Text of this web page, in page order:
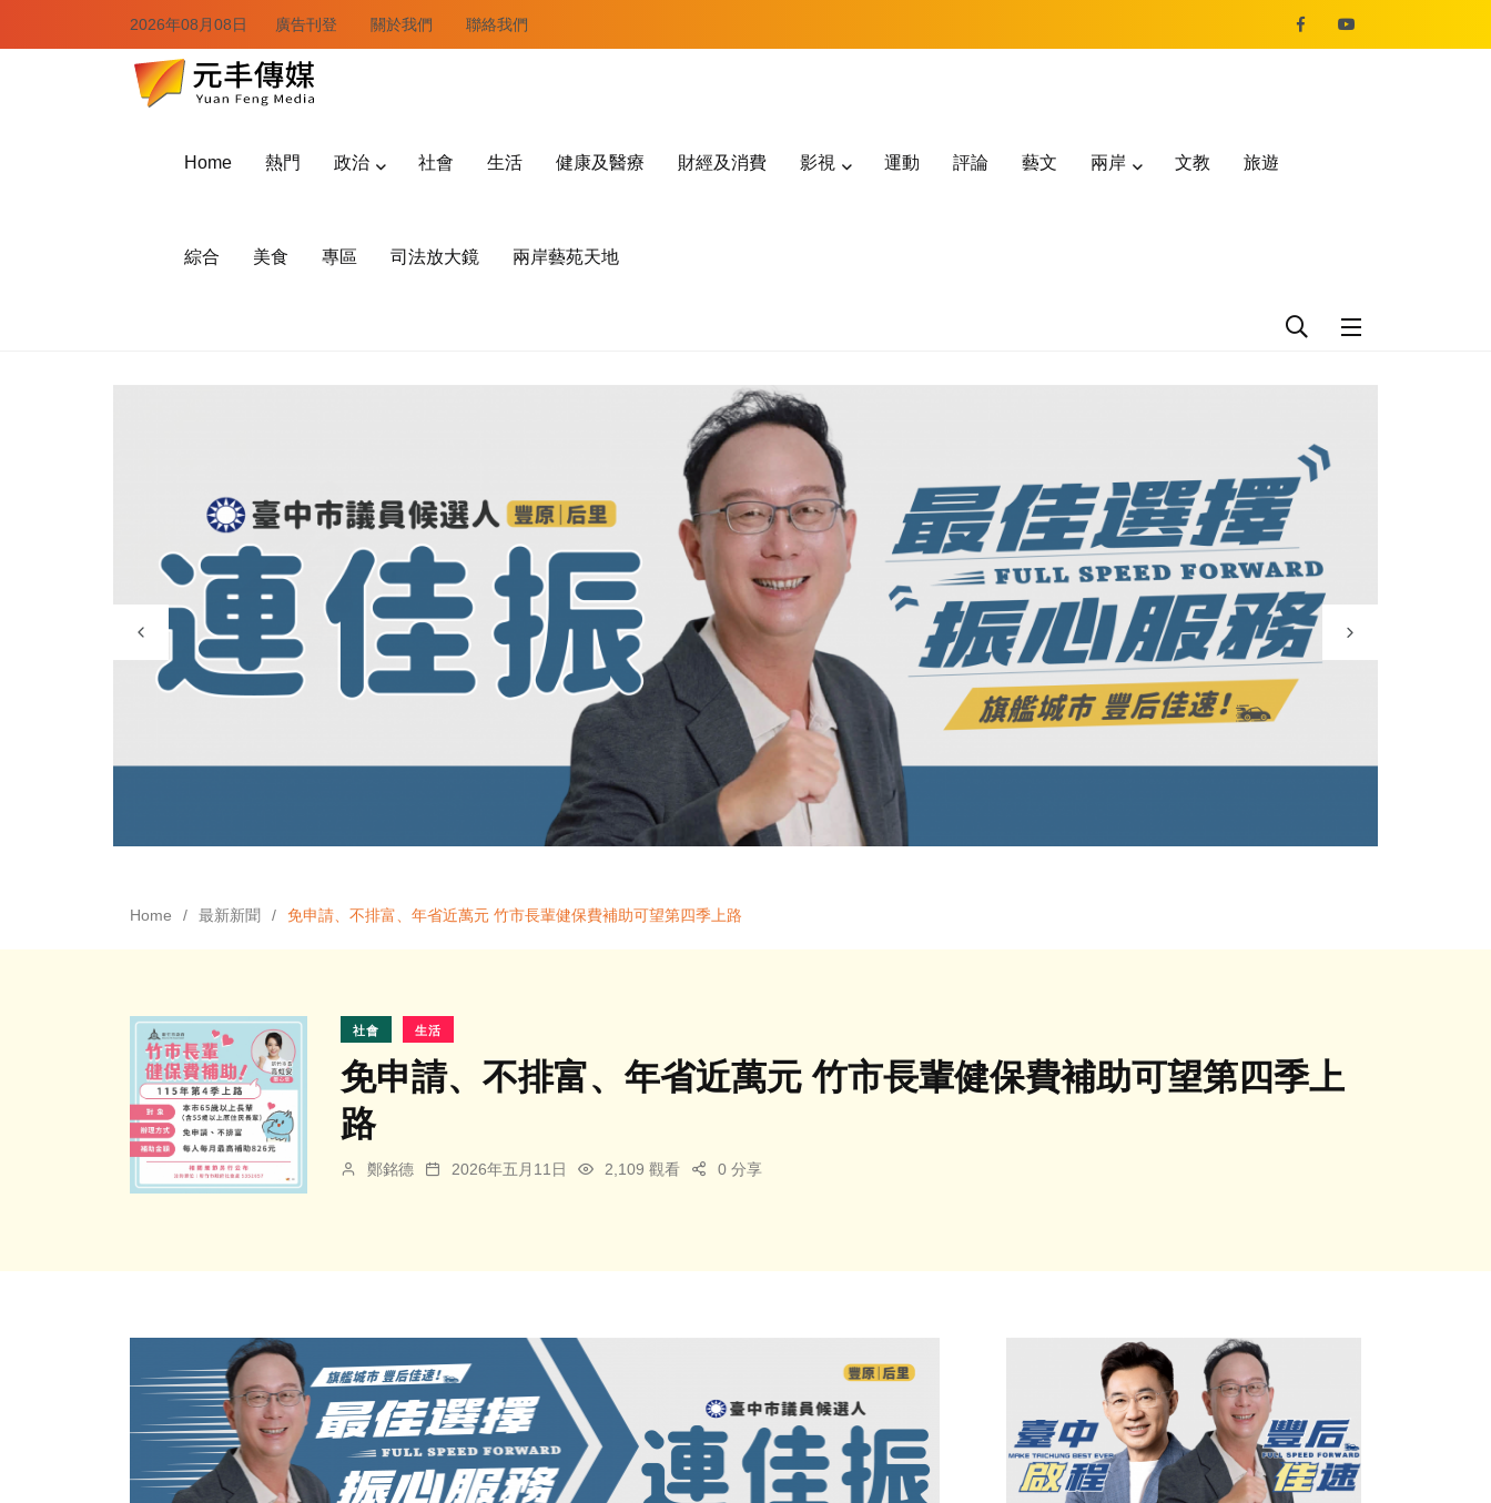
2026年08月08日 廣告刊登 關於我們 聯絡我們
Home 熱門 政治 社會 生活 健康及醫療 財經及消費 影視 運動 評論 藝文 兩岸 文教 旅遊
綜合 美食 專區 司法放大鏡 兩岸藝苑天地
Home 最新新聞 免申請、不排富、年省近萬元 竹市長輩健保費補助可望第四季上路
社會 生活
免申請、不排富、年省近萬元 竹市長輩健保費補助可望第四季上
路
鄭銘德 2026年五月11日 2,109 觀看 0 分享